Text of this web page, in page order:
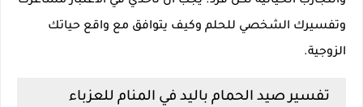
وتفسيرك الشخصي للحلم وكيف يتوافق مع واقع حياتك
الزوجية.
تفسير صيد الحمام باليد في المنام للعزباء